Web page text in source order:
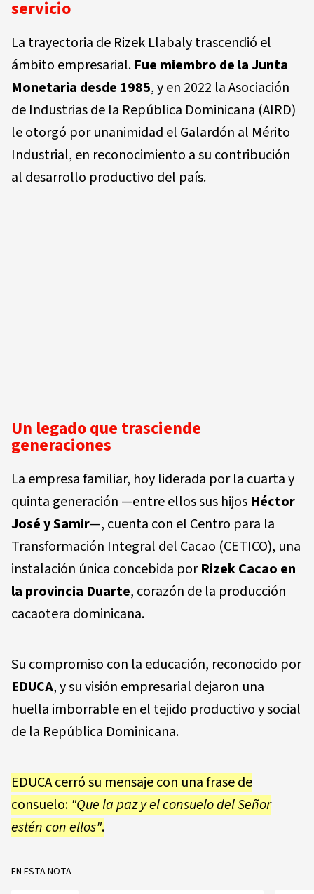
servicio
La trayectoria de Rizek Llabaly trascendió el
ámbito empresarial. Fue miembro de la Junta
Monetaria desde 1985, y en 2022 la Asociación
de Industrias de la República Dominicana (AIRD)
le otorgó por unanimidad el Galardón al Mérito
Industrial, en reconocimiento a su contribución
al desarrollo productivo del país.
Un legado que trasciende
generaciones
La empresa familiar, hoy liderada por la cuarta y
quinta generación —entre ellos sus hijos Héctor
José y Samir—, cuenta con el Centro para la
Transformación Integral del Cacao (CETICO), una
instalación única concebida porRizek Cacao en
la provincia Duarte, corazón de la producción
cacaotera dominicana.
Su compromiso con la educación, reconocido por
EDUCA, y su visión empresarial dejaron una
huella imborrable en el tejido productivo y social
de la República Dominicana.
EDUCA cerró su mensaje con una frase de
consuelo: "Que la paz y el consuelo del Señor
estén con ellos".
EN ESTA NOTA